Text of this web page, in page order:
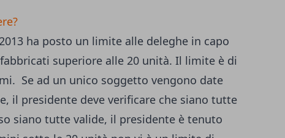
ha posto un limite alle deleghe in capo
superiore alle 20 unità. Il limite è di
Se ad un unico soggetto vengono date
il presidente deve verificare che siano tutte
siano tutte valide, il presidente è tenuto